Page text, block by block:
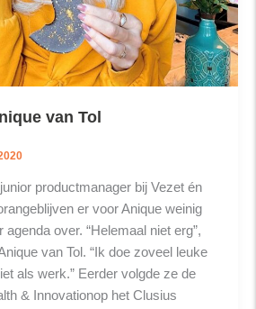
van Tol
productmanager bij Vezet én
er voor Anique weinig
agenda over. “Helemaal niet erg”,
van Tol. “Ik doe zoveel leuke
als werk.” Eerder volgde ze de
& Innovationop het Clusius